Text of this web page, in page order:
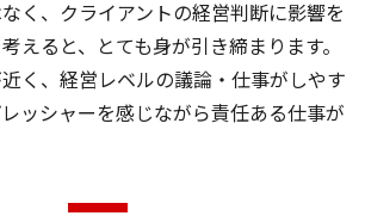
く、クライアントの経営判断に影響を
えると、とても身が引き締まります。
く、経営レベルの議論・仕事がしやす
ッシャーを感じながら責任ある仕事が